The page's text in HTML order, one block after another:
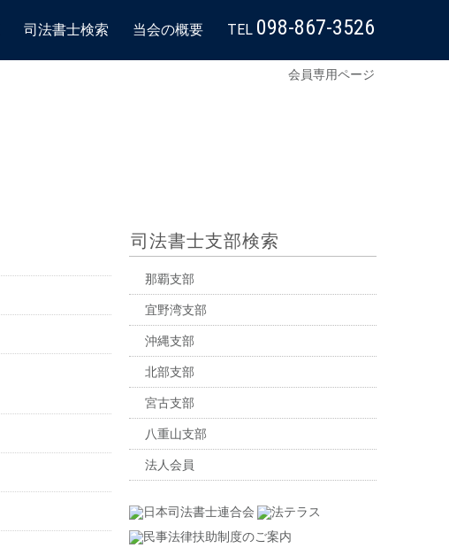
司法書士検索 当会の概要 TEL 098-867-3526
会員専用ページ
司法書士支部検索
那覇支部
宜野湾支部
沖縄支部
北部支部
宮古支部
八重山支部
法人会員